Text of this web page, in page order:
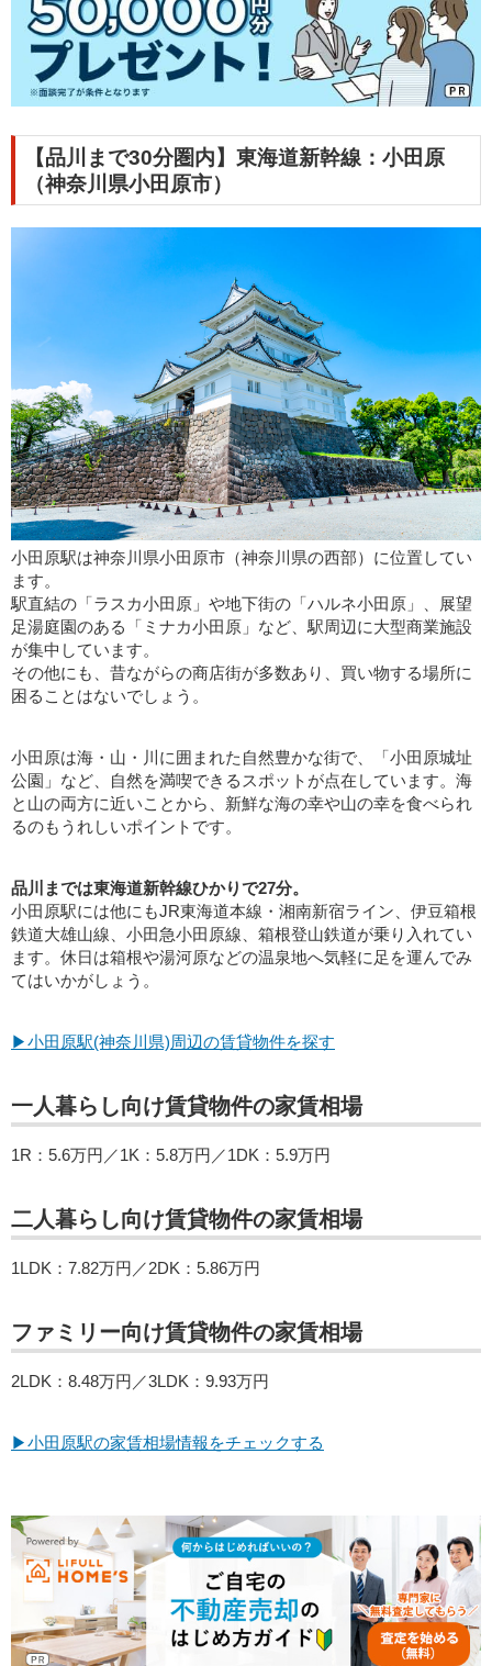
【品川まで30分圏内】東海道新幹線：小田原
（神奈川県小田原市）
小田原駅は神奈川県小田原市（神奈川県の西部）に位置してい
ます。
駅直結の「ラスカ小田原」や地下街の「ハルネ小田原」、展望
足湯庭園のある「ミナカ小田原」など、駅周辺に大型商業施設
が集中しています。
その他にも、昔ながらの商店街が多数あり、買い物する場所に
困ることはないでしょう。
小田原は海・山・川に囲まれた自然豊かな街で、「小田原城址
公園」など、自然を満喫できるスポットが点在しています。海
と山の両方に近いことから、新鮮な海の幸や山の幸を食べられ
るのもうれしいポイントです。
品川までは東海道新幹線ひかりで27分。
小田原駅には他にもJR東海道本線・湘南新宿ライン、伊豆箱根
鉄道大雄山線、小田急小田原線、箱根登山鉄道が乗り入れてい
ます。休日は箱根や湯河原などの温泉地へ気軽に足を運んでみ
てはいかがしょう。
▶小田原駅(神奈川県)周辺の賃貸物件を探す
一人暮らし向け賃貸物件の家賃相場
1R：5.6万円／1K：5.8万円／1DK：5.9万円
二人暮らし向け賃貸物件の家賃相場
1LDK：7.82万円／2DK：5.86万円
ファミリー向け賃貸物件の家賃相場
2LDK：8.48万円／3LDK：9.93万円
▶小田原駅の家賃相場情報をチェックする